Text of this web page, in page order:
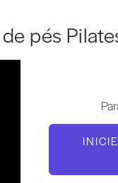
de pés
pés